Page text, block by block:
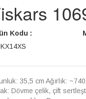
Kodu :
35,5 cm Ağırlık:
Dövme çelik, çift